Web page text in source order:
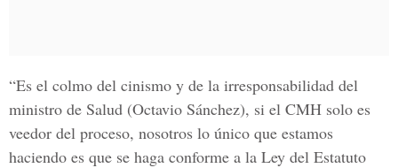
“Es el colmo del cinismo y de la irresponsabilidad del
ministro de Salud (Octavio Sánchez), si el CMH solo es
veedor del proceso, nosotros lo único que estamos
haciendo es que se haga conforme a la Ley del Estatuto